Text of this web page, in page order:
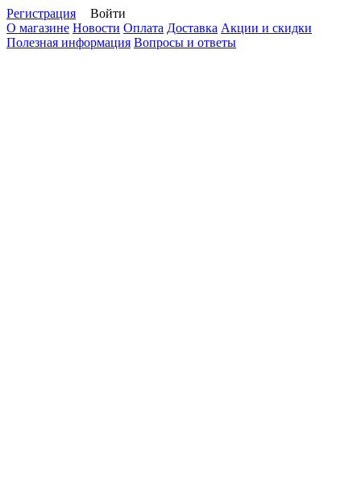
Регистрация
Войти
О магазине Новости Оплата Доставка Акции и скидки
Полезная информация Вопросы и ответы